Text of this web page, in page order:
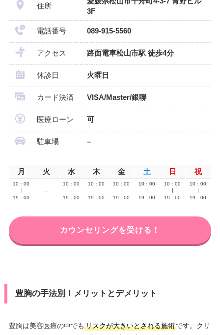
住所
3F
電話番号 089-915-5560
アクセス 路面電車松山市駅 徒歩4分
休診日 火曜日
カード決済 VISA/Master/銀聯
医療ローン 可
駐車場 –
月 火 水 木 金 土 日 祝
10：00
19：00
–
10：00
19：00
10：00
19：00
10：00
19：00
10：00
19：00
10：00
19：00
10：00
19：00
カウンセリングを受ける！
豊胸の手法別！メリットとデメリット
豊胸は美容医療の中でも リスクが大きいとされる施術です。クリ